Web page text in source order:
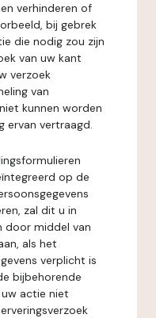
verhinderen of
bij gebrek
die nodig zou zijn
van uw kant
verzoek
van
kunnen worden
ervan vertraagd.
op de
zal dit u in
door middel van
als het
verplicht is
bijbehorende
actie niet